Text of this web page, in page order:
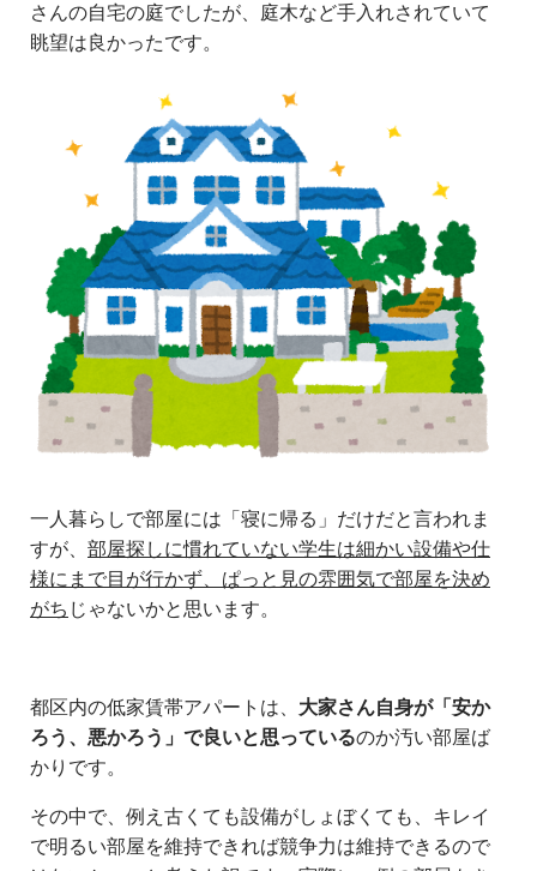
さんの自宅の庭でしたが、庭木など手入れされていて
眺望は良かったです。
一人暮らしで部屋には「寝に帰る」だけだと言われま
すが、 部屋探しに慣れていない学生は細かい設備や仕
様にまで目が行かず、ぱっと見の雰囲気で部屋を決め
がち じゃないかと思います。
都区内の低家賃帯アパートは、 大家さん自身が「安か
ろう、悪かろう」で良いと思っているのか汚い部屋ば
かりです。
その中で、例え古くても設備がしょぼくても、キレイ
で明るい部屋を維持できれば競争力は維持できるので